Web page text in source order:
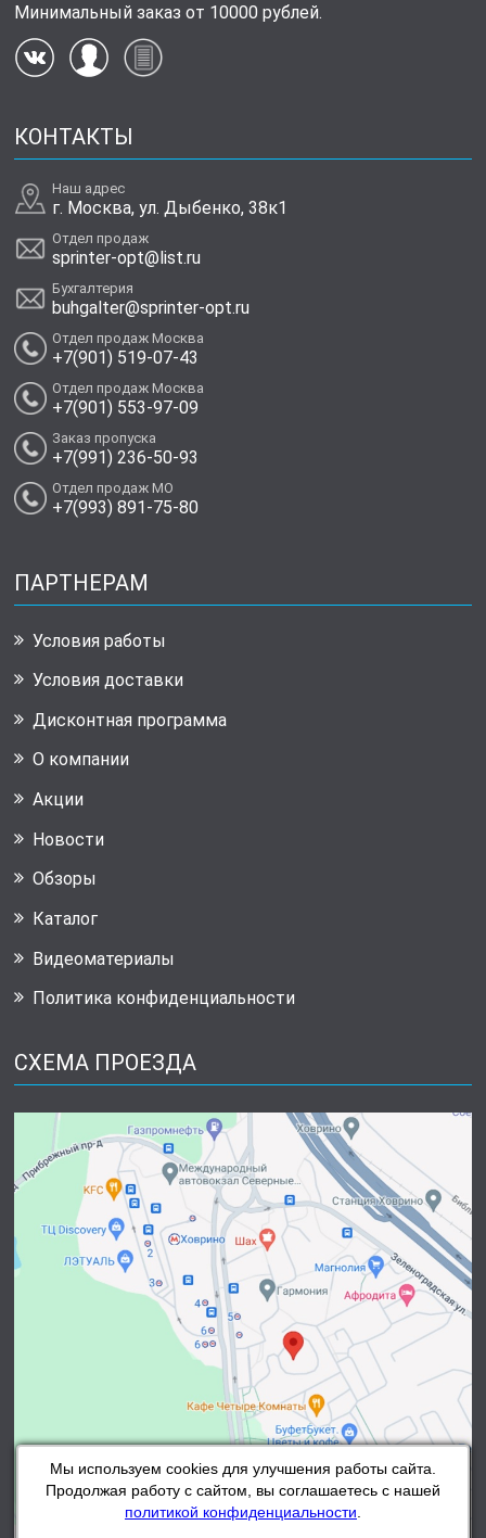
Мы используем cookies для улучшения работы сайта.
Продолжая работу с сайтом, вы соглашаетесь с нашей
политикой конфиденциальности
Минимальный заказ от 10000 рублей.
КОНТАКТЫ
Наш адрес
г. Москва, ул. Дыбенко, 38к1
Отдел продаж
sprinter-opt@list.ru
Бухгалтерия
buhgalter@sprinter-opt.ru
Отдел продаж Москва
+7(901) 519-07-43
Отдел продаж Москва
+7(901) 553-97-09
Заказ пропуска
+7(991) 236-50-93
Отдел продаж МО
+7(993) 891-75-80
ПАРТНЕРАМ
Условия работы
Условия доставки
Дисконтная программа
О компании
Акции
Новости
Обзоры
Каталог
Видеоматериалы
Политика конфиденциальности
СХЕМА ПРОЕЗДА